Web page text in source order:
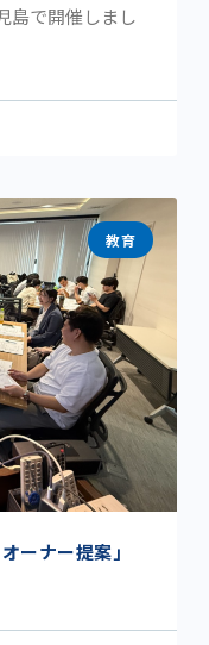
島で開催しまし
教育
ーナー提案」